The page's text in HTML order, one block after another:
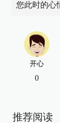
您此时的心
开心
0
推荐阅读